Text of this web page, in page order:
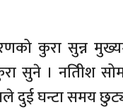
कुरा सुन्न
सुने । नतिीश
दुई घन्टा समय